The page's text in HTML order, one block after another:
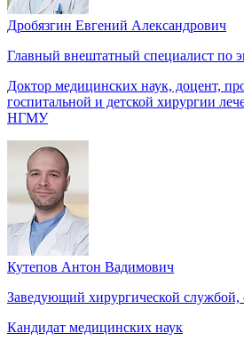
Дробязгин Евгений Александрович
Главный внештатный специалист по
Доктор медицинских наук, доцент,
госпитальной и детской хирургии
НГМУ
Кутепов Антон Вадимович
Заведующий хирургической службой,
Кандидат медицинских наук